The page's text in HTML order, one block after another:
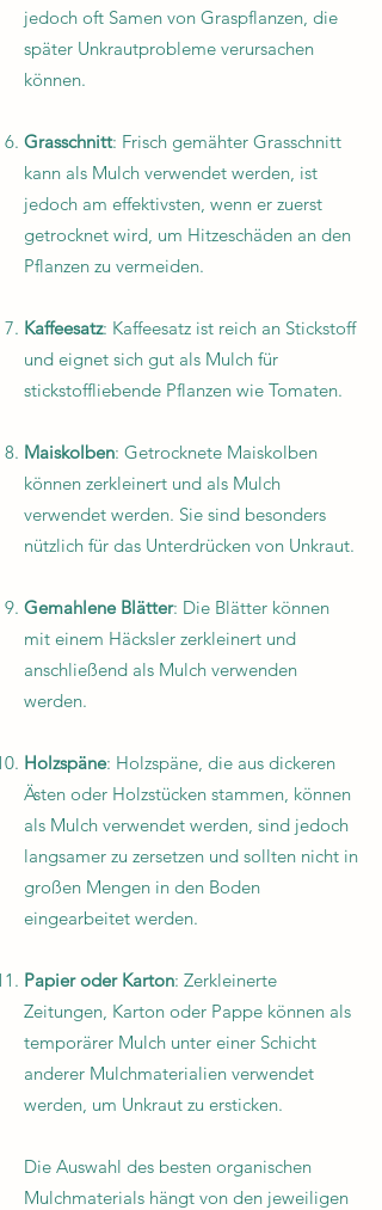
jedoch oft Samen von Graspflanzen, die
später Unkrautprobleme verursachen
können.
Grasschnitt: Frisch gemähter Grasschnitt
kann als Mulch verwendet werden, ist
jedoch am effektivsten, wenn er zuerst
getrocknet wird, um Hitzeschäden an den
Pflanzen zu vermeiden.
Kaffeesatz: Kaffeesatz ist reich an Stickstoff
und eignet sich gut als Mulch für
stickstoffliebende Pflanzen wie Tomaten.
Maiskolben: Getrocknete Maiskolben
können zerkleinert und als Mulch
verwendet werden. Sie sind besonders
nützlich für das Unterdrücken von Unkraut.
Gemahlene Blätter: Die Blätter können
mit einem Häcksler zerkleinert und
anschließend als Mulch verwenden
werden.
Holzspäne: Holzspäne, die aus dickeren
Ästen oder Holzstücken stammen, können
als Mulch verwendet werden, sind jedoch
langsamer zu zersetzen und sollten nicht in
großen Mengen in den Boden
eingearbeitet werden.
Papier oder Karton: Zerkleinerte
Zeitungen, Karton oder Pappe können als
temporärer Mulch unter einer Schicht
anderer Mulchmaterialien verwendet
werden, um Unkraut zu ersticken.
Die Auswahl des besten organischen
Mulchmaterials hängt von den jeweiligen